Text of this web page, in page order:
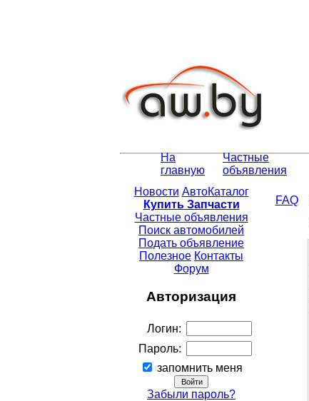
На
главную
Частные
объявления
Новости АвтоКаталог
Купить Запчасти
Частные объявления
Поиск автомобилей
Подать объявление
Полезное Контакты
Форум
Авторизация
Логин:
Пароль:
запомнить меня
Забыли пароль?
FAQ